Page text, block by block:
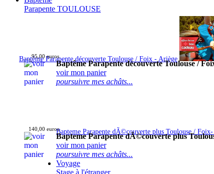
Parapente TOULOUSE
Baptême Parapente découverte Toulouse / Foix - Ariège
95,00 euros
Baptême Parapente découverte Toulouse /
voir mon panier
poursuivre mes achâts...
Bapteme Parapente dÃ©couverte plus Toulouse /
140,00 euros
Bapteme Parapente dÃ©couverte plus
voir mon panier
poursuivre mes achâts...
Voyage
Stage à l'étranger